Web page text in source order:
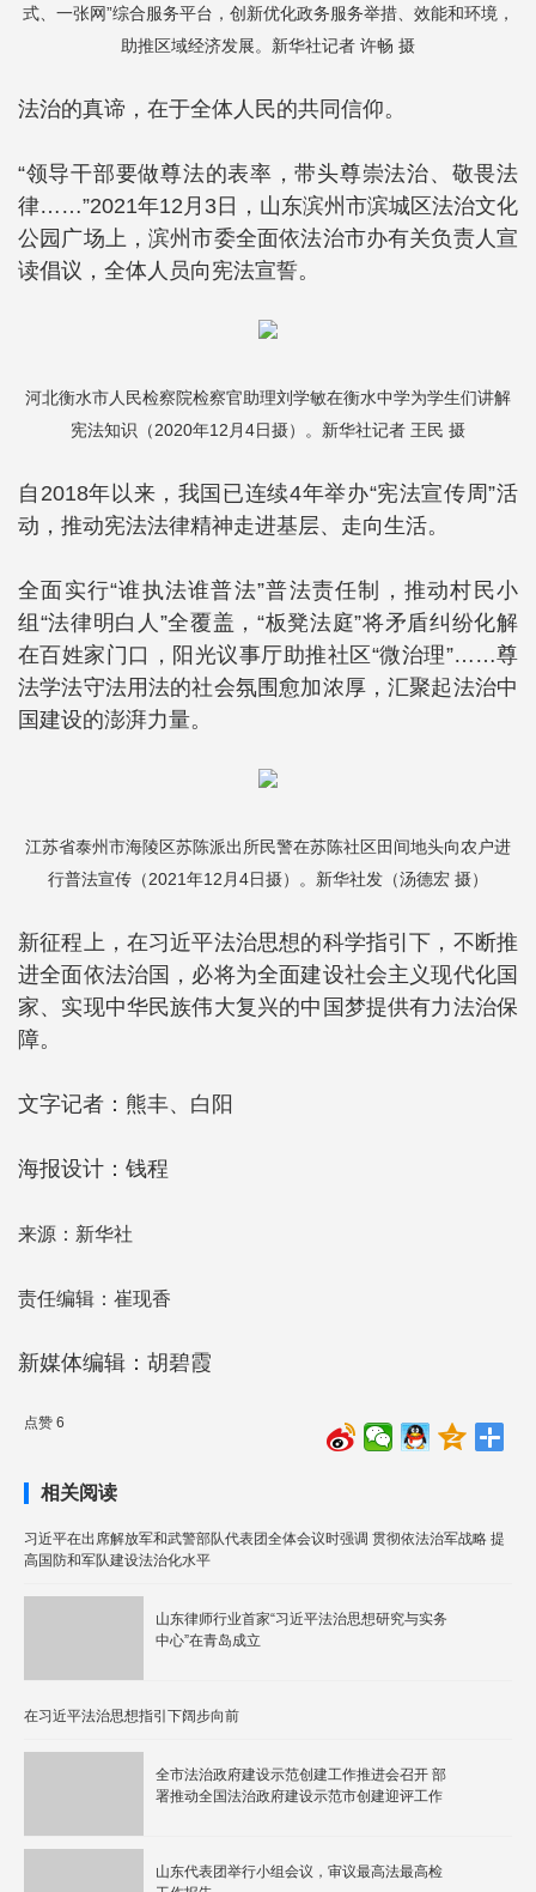
式、一张网”综合服务平台，创新优化政务服务举措、效能和环境，
助推区域经济发展。新华社记者 许畅 摄
法治的真谛，在于全体人民的共同信仰。
“领导干部要做尊法的表率，带头尊崇法治、敬畏法
律……”2021年12月3日，山东滨州市滨城区法治文化
公园广场上，滨州市委全面依法治市办有关负责人宣
读倡议，全体人员向宪法宣誓。
河北衡水市人民检察院检察官助理刘学敏在衡水中学为学生们讲解
宪法知识（2020年12月4日摄）。新华社记者 王民 摄
自2018年以来，我国已连续4年举办“宪法宣传周”活
动，推动宪法法律精神走进基层、走向生活。
全面实行“谁执法谁普法”普法责任制，推动村民小
组“法律明白人”全覆盖，“板凳法庭”将矛盾纠纷化解
在百姓家门口，阳光议事厅助推社区“微治理”……尊
法学法守法用法的社会氛围愈加浓厚，汇聚起法治中
国建设的澎湃力量。
江苏省泰州市海陵区苏陈派出所民警在苏陈社区田间地头向农户进
行普法宣传（2021年12月4日摄）。新华社发（汤德宏 摄）
新征程上，在习近平法治思想的科学指引下，不断推
进全面依法治国，必将为全面建设社会主义现代化国
家、实现中华民族伟大复兴的中国梦提供有力法治保
障。
文字记者：熊丰、白阳
海报设计：钱程
来源：新华社
责任编辑：崔现香
新媒体编辑：胡碧霞
点赞 6
相关阅读
习近平在出席解放军和武警部队代表团全体会议时强调 贯彻依法治军战略 提
高国防和军队建设法治化水平
山东律师行业首家“习近平法治思想研究与实务
中心”在青岛成立
在习近平法治思想指引下阔步向前
全市法治政府建设示范创建工作推进会召开 部
署推动全国法治政府建设示范市创建迎评工作
山东代表团举行小组会议，审议最高法最高检